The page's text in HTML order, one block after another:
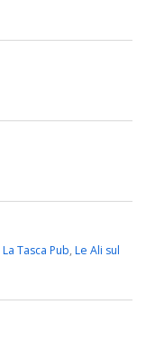
La Tasca Pub, Le Ali sul